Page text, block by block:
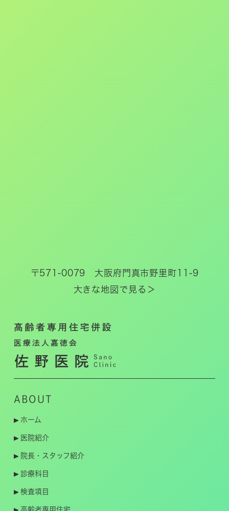
〒571-0079 大阪府門真市野里町11-9
大きな地図で見る＞
ABOUT
ホーム
医院紹介
院長・スタッフ紹介
診療科目
検査項目
高齢者専用住宅